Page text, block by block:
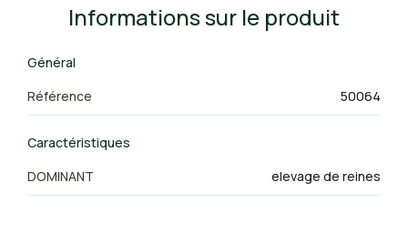
Informations sur le produit
Général
Référence
50064
Caractéristiques
DOMINANT
elevage de reines